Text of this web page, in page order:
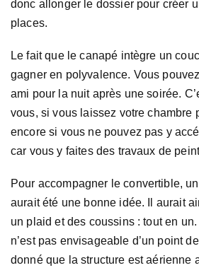
donc allonger le dossier pour créer
places.
Le fait que le canapé intègre un
gagner en polyvalence. Vous
ami pour la nuit après une soirée.
vous, si vous laissez votre chambre
encore si vous ne pouvez pas y
car vous y faites des travaux de
Pour accompagner le convertible,
aurait été une bonne idée. Il aurait
un plaid et des coussins : tout en
n’est pas envisageable d’un point
donné que la structure est aérienne